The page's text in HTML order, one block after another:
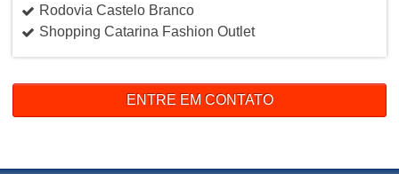
Rodovia Castelo Branco
Shopping Catarina Fashion Outlet
ENTRE EM CONTATO